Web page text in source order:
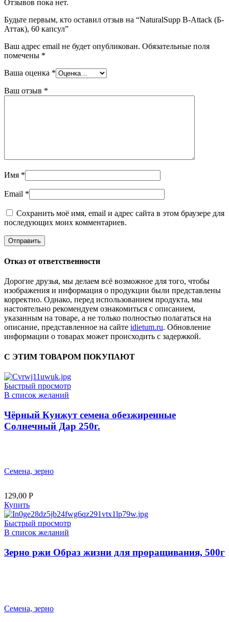
Отзывов пока нет.
Будьте первым, кто оставил отзыв на “NaturalSupp B-Attack (Б-
Аттак), 60 капсул”
Ваш адрес email не будет опубликован. Обязательные поля
помечены *
Ваша оценка *
Ваш отзыв *
Имя *
Email *
Сохранить моё имя, email и адрес сайта в этом браузере для
последующих моих комментариев.
Отказ от ответственности
Дорогие друзья, мы делаем всё возможное для того, чтобы
изображения и информация о продукции были представлены
корректно. Однако, перед использованием продукта, мы
настоятельно рекомендуем ознакомиться с описанием,
указанным на товаре, а не только полностью полагаться на
описание, представленное на сайте idietum.ru. Обновление
информации о товарах может происходить с задержкой.
С ЭТИМ ТОВАРОМ ПОКУПАЮТ
Быстрый просмотр
В список желаний
Чёрный Кунжут семена обезжиренные
Солнечный Дар 250г.
Семена, зерно
129,00 Р
Купить
Быстрый просмотр
В список желаний
Зерно ржи Образ жизни для проращивания, 500г
Семена, зерно